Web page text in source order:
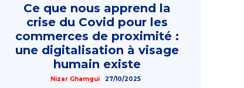
Ce que nous apprend la
crise du Covid pour les
commerces de proximité :
une digitalisation à visage
humain existe
Nizar Ghamgui 27/10/2025